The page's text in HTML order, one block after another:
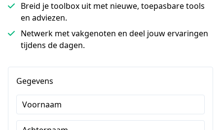
Breid je toolbox uit met nieuwe, toepasbare tools
en adviezen.
Netwerk met vakgenoten en deel jouw ervaringen
tijdens de dagen.
Gegevens
Voornaam